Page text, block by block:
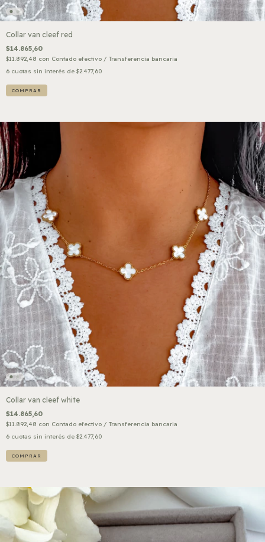
Collar van cleef red
$14.865,60
$11.892,48 con Contado efectivo / Transferencia bancaria
6 cuotas sin interés de $2.477,60
Collar van cleef white
$14.865,60
$11.892,48 con Contado efectivo / Transferencia bancaria
6 cuotas sin interés de $2.477,60